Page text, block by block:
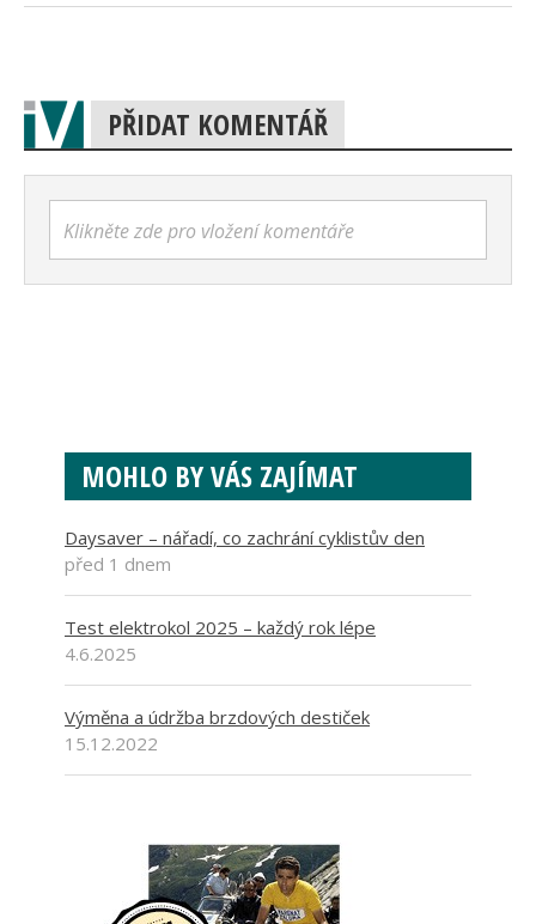
PŘIDAT KOMENTÁŘ
Klikněte zde pro vložení komentáře
MOHLO BY VÁS ZAJÍMAT
Daysaver – nářadí, co zachrání cyklistův den
před 1 dnem
Test elektrokol 2025 – každý rok lépe
4.6.2025
Výměna a údržba brzdových destiček
15.12.2022